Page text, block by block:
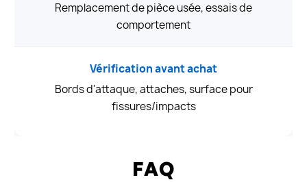
Remplacement de pièce usée, essais de
comportement
Vérification avant achat
Bords d'attaque, attaches, surface pour
fissures/impacts
FAQ